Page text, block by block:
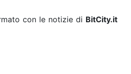
con le notizie di BitCity.it